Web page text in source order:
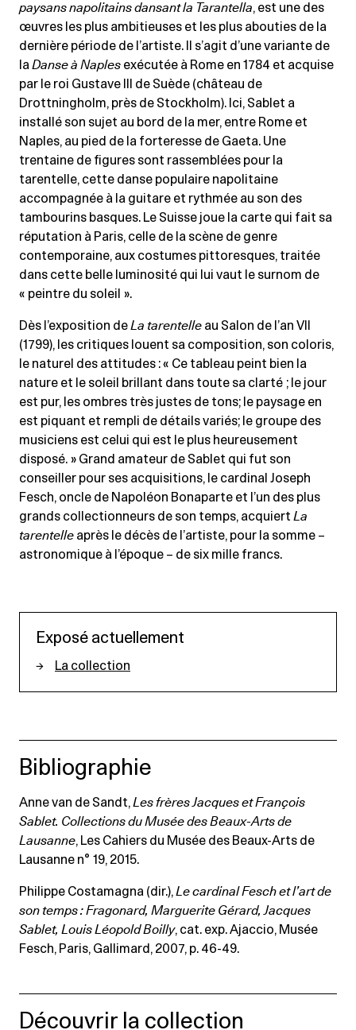
paysans napolitains dansant la Tarantella, est une des
œuvres les plus ambitieuses et les plus abouties de la
dernière période de l’artiste. Il s’agit d’une variante de
laDanse à Naples exécutée à Rome en 1784 et acquise
par le roi Gustave III de Suède (château de
Drottningholm, près de Stockholm). Ici, Sablet a
installé son sujet au bord de la mer, entre Rome et
Naples, au pied de la forteresse de Gaeta. Une
trentaine de figures sont rassemblées pour la
tarentelle, cette danse populaire napolitaine
accompagnée à la guitare et rythmée au son des
tambourins basques. Le Suisse joue la carte qui fait sa
réputation à Paris, celle de la scène de genre
contemporaine, aux costumes pittoresques, traitée
dans cette belle luminosité qui lui vaut le surnom de
« peintre du soleil ».
Dès l’exposition deLa tarentelle au Salon de l’an VII
(1799), les critiques louent sa composition, son coloris,
le naturel des attitudes : « Ce tableau peint bien la
nature et le soleil brillant dans toute sa clarté ; le jour
est pur, les ombres très justes de tons; le paysage en
est piquant et rempli de détails variés; le groupe des
musiciens est celui qui est le plus heureusement
disposé. » Grand amateur de Sablet qui fut son
conseiller pour ses acquisitions, le cardinal Joseph
Fesch, oncle de Napoléon Bonaparte et l’un des plus
grands collectionneurs de son temps, acquiert La
tarentelle après le décès de l’artiste, pour la somme –
astronomique à l’époque – de six mille francs.
Exposé actuellement
La collection
Bibliographie
Anne van de Sandt,Les frères Jacques et François
Sablet. Collections du Musée des Beaux-Arts de
Lausanne, Les Cahiers du Musée des Beaux-Arts de
Lausanne n° 19, 2015.
Philippe Costamagna (dir.),Le cardinal Fesch et l’art de
son temps : Fragonard, Marguerite Gérard, Jacques
Sablet, Louis Léopold Boilly, cat. exp. Ajaccio, Musée
Fesch, Paris, Gallimard, 2007, p. 46-49.
Découvrir la collection